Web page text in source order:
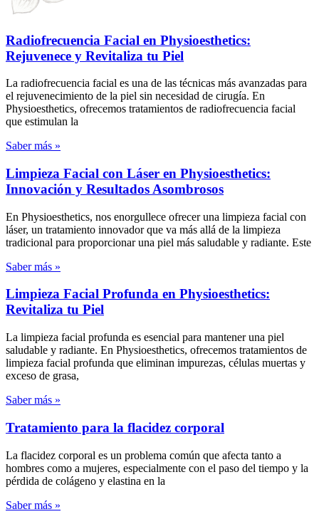
Radiofrecuencia Facial en Physioesthetics:
Rejuvenece y Revitaliza tu Piel
La radiofrecuencia facial es una de las técnicas más avanzadas para
el rejuvenecimiento de la piel sin necesidad de cirugía. En
Physioesthetics, ofrecemos tratamientos de radiofrecuencia facial
que estimulan la
Saber más »
Limpieza Facial con Láser en Physioesthetics:
Innovación y Resultados Asombrosos
En Physioesthetics, nos enorgullece ofrecer una limpieza facial con
láser, un tratamiento innovador que va más allá de la limpieza
tradicional para proporcionar una piel más saludable y radiante. Este
Saber más »
Limpieza Facial Profunda en Physioesthetics:
Revitaliza tu Piel
La limpieza facial profunda es esencial para mantener una piel
saludable y radiante. En Physioesthetics, ofrecemos tratamientos de
limpieza facial profunda que eliminan impurezas, células muertas y
exceso de grasa,
Saber más »
Tratamiento para la flacidez corporal
La flacidez corporal es un problema común que afecta tanto a
hombres como a mujeres, especialmente con el paso del tiempo y la
pérdida de colágeno y elastina en la
Saber más »